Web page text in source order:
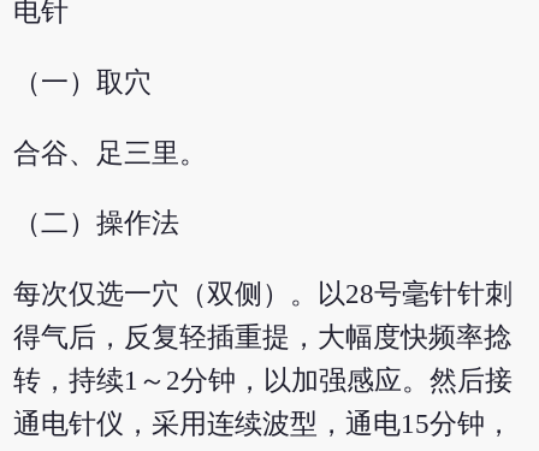
电针
（一）取穴
合谷、足三里。
（二）操作法
每次仅选一穴（双侧）。以28号毫针针刺
得气后，反复轻插重提，大幅度快频率捻
转，持续1～2分钟，以加强感应。然后接
通电针仪，采用连续波型，通电15分钟，